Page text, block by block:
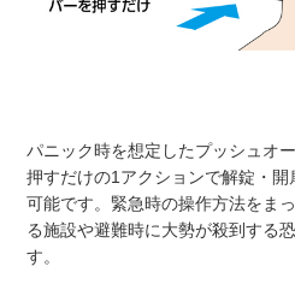
パニック時を想定したプッシュオ
押すだけの1アクションで解錠・
可能です。緊急時の操作方法をま
る施設や避難時に大勢が殺到する
す。